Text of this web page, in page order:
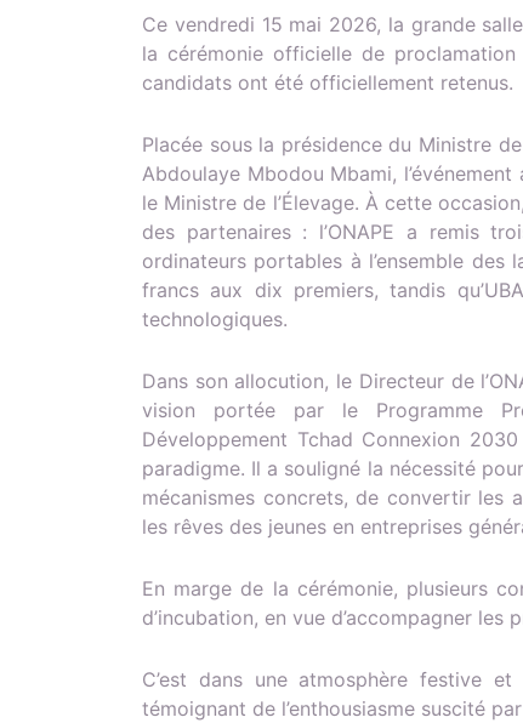
Ce vendredi 15 mai 2026, la grande
la cérémonie officielle de
candidats ont été officiellement retenus.
Placée sous la présidence du Ministre
Abdoulaye Mbodou Mbami,
le Ministre de l’Élevage. À cette
des partenaires : l’ONAPE a remis
ordinateurs portables à l’ensemble des
francs aux dix premiers, tandis
technologiques.
Dans son allocution, le Directeur de
vision portée par le Programme
Développement Tchad Connexion
paradigme. Il a souligné la nécessité
mécanismes concrets, de convertir les
les rêves des jeunes en entreprises
En marge de la cérémonie, plusieurs
d’incubation, en vue d’accompagner
C’est dans une atmosphère festive
témoignant de l’enthousiasme suscité